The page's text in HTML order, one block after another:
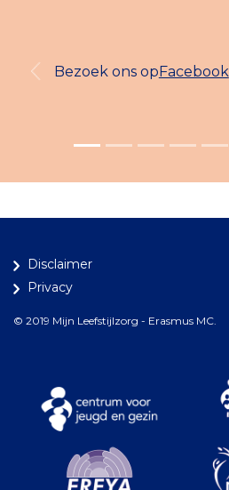
Bezoek ons opFacebook
Previous
Disclaimer
Privacy
© 2019 Mijn Leefstijlzorg - Erasmus MC.